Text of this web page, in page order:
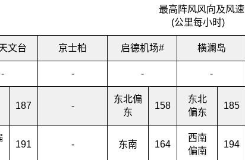
最高阵风风向及风速
(公里每小时)
文台 京士柏 启德机场# 横澜岛
- - - -
187 -
东北偏
东
158
东北
偏东
185
191 - 东南 164
西南
偏南
194